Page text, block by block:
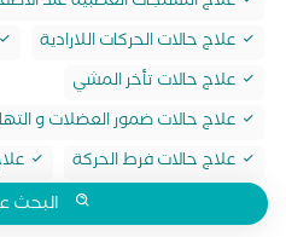
علاج حالات الحركات اللارادية
علاج حالات تأخر المشي
علاج حالات ضمور العضلات و
علاج حالات فرط الحركة
البحث